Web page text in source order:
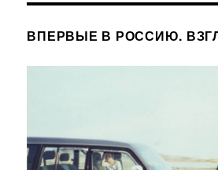
ВПЕРВЫЕ В РОССИЮ.